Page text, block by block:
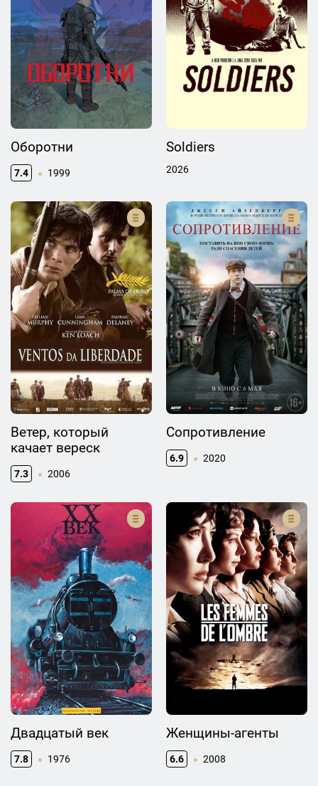
Оборотни
7.4 1999
Soldiers
2026
Ветер, который
качает вереск
7.3 2006
Сопротивление
6.9 2020
Двадцатый век
7.8 1976
Женщины-агенты
6.6 2008